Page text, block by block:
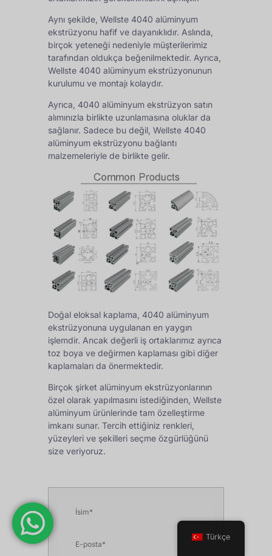
Aynı şekilde, Wellste 4040 alüminyum
ekstrüzyonu hafif ve dayanıklıdır. Aslında,
birçok yeteneği nedeniyle müşterilerimiz
tarafından oldukça beğenilmektedir. Ayrıca,
Wellste 4040 alüminyum ekstrüzyonunun
kurulumu ve montajı kolaydır.
Ayrıca, 4040 alüminyum ekstrüzyon satın
alımınızla birlikte uzunlamasına oluklar da
sağlanır. Sadece bu değil, Wellste 4040
alüminyum ekstrüzyonu bağlantı
malzemeleriyle de birlikte gelir.
Doğal eloksal kaplama, 4040 alüminyum
ekstrüzyonuna uygulanan en yaygın
işlemdir. Ancak değerli iş ortaklarımız ayrıca
toz boya ve değirmen kaplaması gibi diğer
kaplamaları da önermektedir.
Birçok şirket alüminyum ekstrüzyonlarının
özel olarak yapılmasını istediğinden, Wellste
alüminyum ürünlerinde tam özelleştirme
imkanı sunar. Tercih ettiğiniz renkleri,
yüzeyleri ve şekilleri seçme özgürlüğünü
size veriyoruz.
Türkçe